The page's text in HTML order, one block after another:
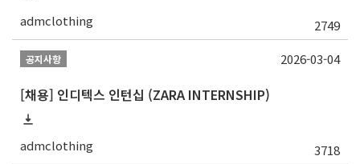
admclothing 2749
공지사항
[채용] 인디텍스 인턴십 (ZARA INTERNSHIP)
admclothing 3718
2026-03-04